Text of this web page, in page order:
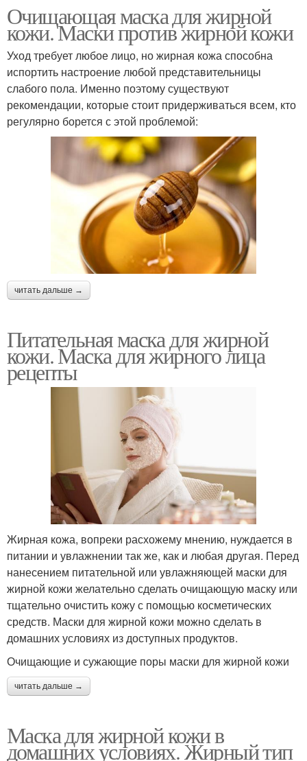
Очищающая маска для жирной
кожи. Маски против жирной кожи
Уход требует любое лицо, но жирная кожа способна
испортить настроение любой представительницы
слабого пола. Именно поэтому существуют
рекомендации, которые стоит придерживаться всем, кто
регулярно борется с этой проблемой:
читать дальше →
Питательная маска для жирной
кожи. Маска для жирного лица
рецепты
Жирная кожа, вопреки расхожему мнению, нуждается в
питании и увлажнении так же, как и любая другая. Перед
нанесением питательной или увлажняющей маски для
жирной кожи желательно сделать очищающую маску или
тщательно очистить кожу с помощью косметических
средств. Маски для жирной кожи можно сделать в
домашних условиях из доступных продуктов.
Очищающие и сужающие поры маски для жирной кожи
читать дальше →
Маска для жирной кожи в
домашних условиях. Жирный тип